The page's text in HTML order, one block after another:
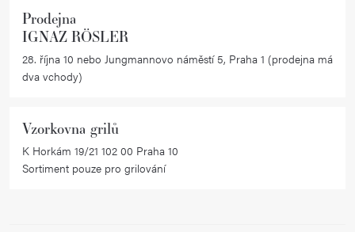
Prodejna
IGNAZ RÖSLER
28. října 10 nebo Jungmannovo náměstí 5, Praha 1 (prodejna má
dva vchody)
Vzorkovna grilů
K Horkám 19/21 102 00 Praha 10
Sortiment pouze pro grilování